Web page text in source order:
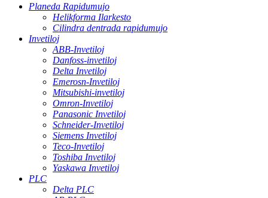
Planeda Rapidumujo
Helikforma Ilarkesto
Cilindra dentrada rapidumujo
Invetiloj
ABB-Invetiloj
Danfoss-invetiloj
Delta Invetiloj
Emerosn-Invetiloj
Mitsubishi-invetiloj
Omron-Invetiloj
Panasonic Invetiloj
Schneider-Invetiloj
Siemens Invetiloj
Teco-Invetiloj
Toshiba Invetiloj
Yaskawa Invetiloj
PLC
Delta PLC